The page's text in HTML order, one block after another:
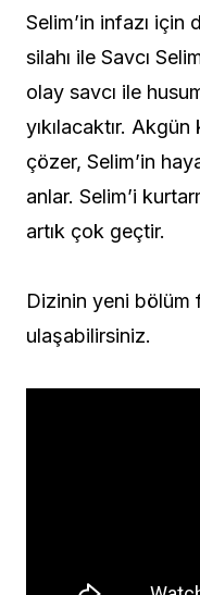
Selim’in infazı için
silahı ile Savcı
olay savcı ile
yıkılacaktır.
çözer, Selim’in
anlar. Selim’i
artık çok geçtir.
Dizinin yeni bölüm
ulaşabilirsiniz.